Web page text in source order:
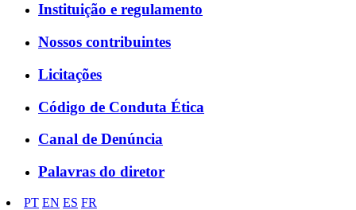
Instituição e regulamento
Nossos contribuintes
Licitações
Código de Conduta Ética
Canal de Denúncia
Palavras do diretor
PT EN ES FR